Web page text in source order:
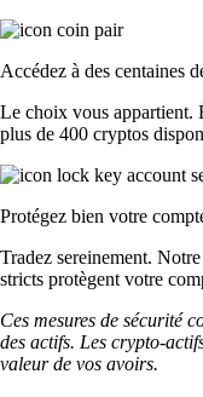
Accédez à des centaines
Le choix vous appartient.
plus de 400 cryptos
Protégez bien votre
Tradez sereinement.
stricts protègent votre
Ces mesures de sécurité
des actifs. Les crypto-
valeur de vos avoirs.